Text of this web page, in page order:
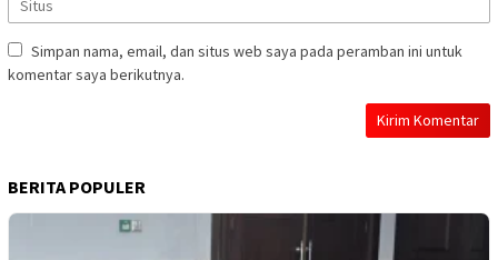
Simpan nama, email, dan situs web saya pada peramban ini untuk
komentar saya berikutnya.
BERITA POPULER